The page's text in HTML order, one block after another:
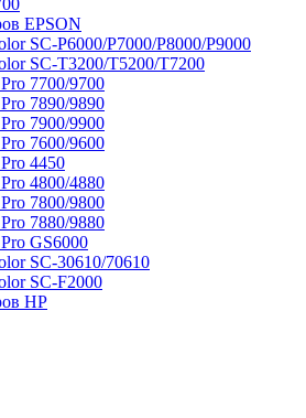
EPSON
SC-P6000/P7000/P8000/P9000
SC-Т3200/T5200/T7200
7700/9700
7890/9890
7900/9900
7600/9600
4450
4800/4880
7800/9800
7880/9880
GS6000
SC-30610/70610
SC-F2000
HP